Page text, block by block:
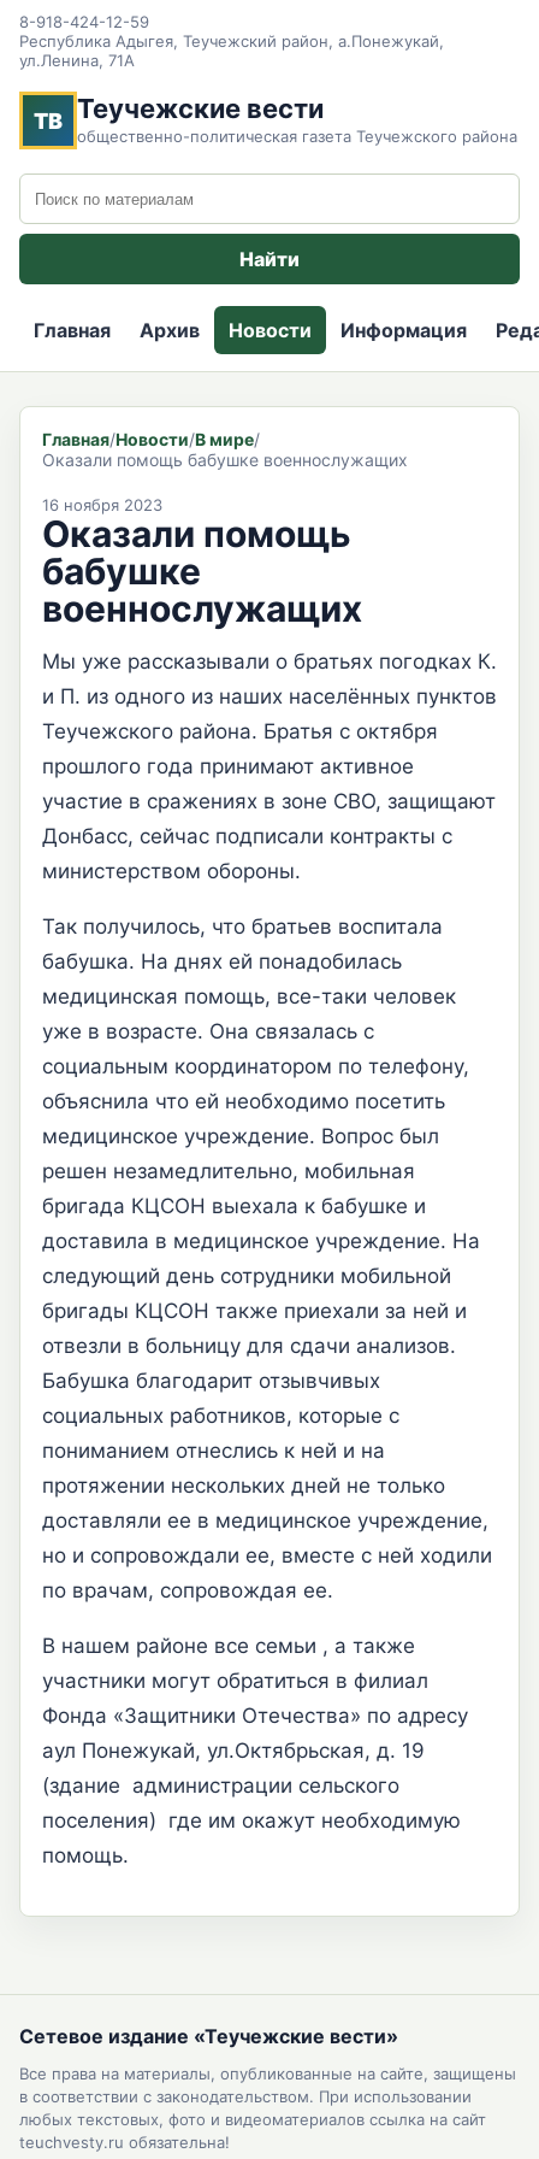
8-918-424-12-59
Республика Адыгея, Теучежский район, а.Понежукай,
ул.Ленина, 71А
ТВ Теучежские вести
общественно-политическая газета Теучежского района
Поиск по сайту
Найти
Главная Архив Новости Информация
Главная/Новости/В мире/
Оказали помощь бабушке военнослужащих
16 ноября 2023
Оказали помощь
бабушке
военнослужащих
Мы уже рассказывали о братьях погодках К.
и П. из одного из наших населённых пунктов
Теучежского района. Братья с октября
прошлого года принимают активное
участие в сражениях в зоне СВО, защищают
Донбасс, сейчас подписали контракты с
министерством обороны.
Так получилось, что братьев воспитала
бабушка. На днях ей понадобилась
медицинская помощь, все-таки человек
уже в возрасте. Она связалась с
социальным координатором по телефону,
объяснила что ей необходимо посетить
медицинское учреждение. Вопрос был
решен незамедлительно, мобильная
бригада КЦСОН выехала к бабушке и
доставила в медицинское учреждение. На
следующий день сотрудники мобильной
бригады КЦСОН также приехали за ней и
отвезли в больницу для сдачи анализов.
Бабушка благодарит отзывчивых
социальных работников, которые с
пониманием отнеслись к ней и на
протяжении нескольких дней не только
доставляли ее в медицинское учреждение,
но и сопровождали ее, вместе с ней ходили
по врачам, сопровождая ее.
В нашем районе все семьи , а также
участники могут обратиться в филиал
Фонда «Защитники Отечества» по адресу
аул Понежукай, ул.Октябрьская, д. 19
(здание администрации сельского
поселения) где им окажут необходимую
помощь.
Сетевое издание «Теучежские вести»
Все права на материалы, опубликованные на сайте, защищены
в соответствии с законодательством. При использовании
любых текстовых, фото и видеоматериалов ссылка на сайт
teuchvesty.ru обязательна!